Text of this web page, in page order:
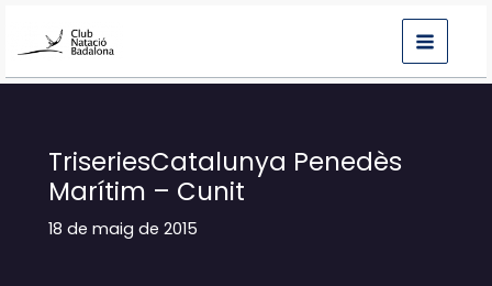
TriseriesCatalunya Penedès
Marítim – Cunit
18 de maig de 2015